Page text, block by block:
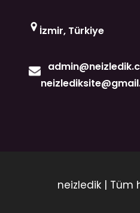
İzmir, Türkiye
neizledik | Tüm